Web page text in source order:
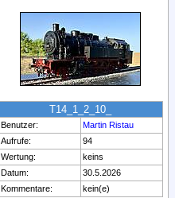
T14_1_2_10_
Benutzer:
Martin Ristau
Aufrufe:
94
Wertung:
keins
Datum:
30.5.2026
Kommentare:
kein(e)